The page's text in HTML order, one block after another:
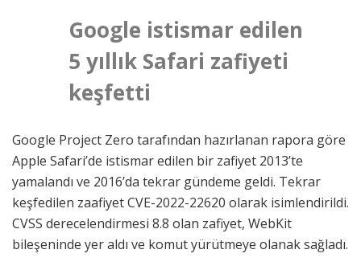
Google istismar edilen
5 yıllık Safari zafiyeti
keşfetti
Google Project Zero tarafından hazırlanan rapora göre
Apple Safari’de istismar edilen bir zafiyet 2013’te
yamalandı ve 2016’da tekrar gündeme geldi. Tekrar
keşfedilen zaafiyet CVE-2022-22620 olarak isimlendirildi.
CVSS derecelendirmesi 8.8 olan zafiyet, WebKit
bileşeninde yer aldı ve komut yürütmeye olanak sağladı.